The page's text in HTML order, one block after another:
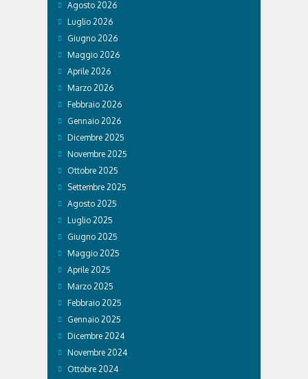
Agosto 2026
Luglio 2026
Giugno 2026
Maggio 2026
Aprile 2026
Marzo 2026
Febbraio 2026
Gennaio 2026
Dicembre 2025
Novembre 2025
Ottobre 2025
Settembre 2025
Agosto 2025
Luglio 2025
Giugno 2025
Maggio 2025
Aprile 2025
Marzo 2025
Febbraio 2025
Gennaio 2025
Dicembre 2024
Novembre 2024
Ottobre 2024